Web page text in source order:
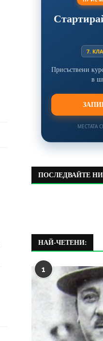
7.
Присъствени
в
МЕСТАТА
ПОСЛЕДВАЙТЕ
НАЙ-ЧЕТЕНИ:
1